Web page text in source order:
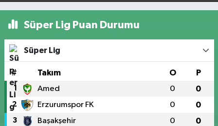
Süper Lig Puan Durumu
Süper Lig
# Takım O P
1 Amed 0 0
2 Erzurumspor FK 0 0
3 Başakşehir 0 0